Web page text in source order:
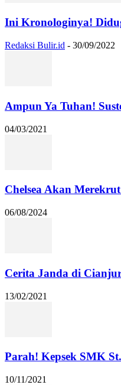
Ini Kronologinya!
Redaksi Bulir.id - 30/09/2022
Ampun Ya Tuhan!
04/03/2021
Chelsea Akan
06/08/2024
Cerita Janda di
13/02/2021
Parah! Kepsek SMK
10/11/2021